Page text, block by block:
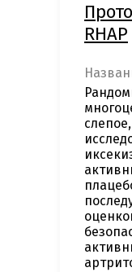
RHAP